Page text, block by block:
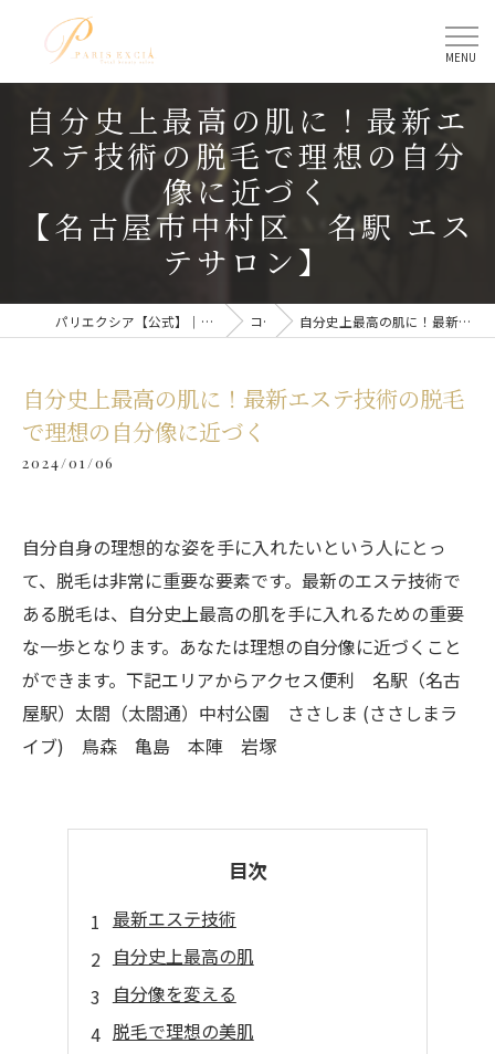
自分史上最高の肌に！最新エ
ステ技術の脱毛で理想の自分
像に近づく
【名古屋市中村区 名駅 エス
テサロン】
パリエクシア【公式】｜名古屋駅のトータルビューティーサロン コラム 自分史上最高の肌に！最新エステ技術の脱毛で理想の自分像に近づく
自分史上最高の肌に！最新エステ技術の脱毛
で理想の自分像に近づく
2024/01/06
自分自身の理想的な姿を手に入れたいという人にとっ
て、脱毛は非常に重要な要素です。最新のエステ技術で
ある脱毛は、自分史上最高の肌を手に入れるための重要
な一歩となります。あなたは理想の自分像に近づくこと
ができます。下記エリアからアクセス便利 名駅（名古
屋駅）太閤（太閤通）中村公園 ささしま (ささしまラ
イブ) 鳥森 亀島 本陣 岩塚
目次
最新エステ技術
自分史上最高の肌
自分像を変える
脱毛で理想の美肌